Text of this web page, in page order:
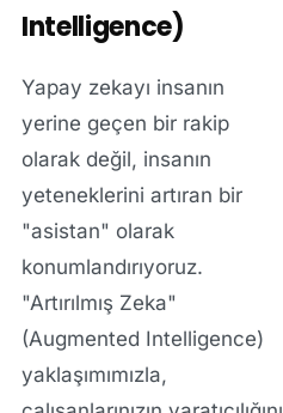
Intelligence)
Yapay zekayı insanın
yerine geçen bir rakip
olarak değil, insanın
yeteneklerini artıran bir
"asistan" olarak
konumlandırıyoruz.
"Artırılmış Zeka"
(Augmented Intelligence)
yaklaşımımızla,